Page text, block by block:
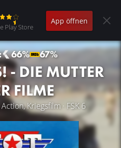
Play Store
App öffnen
66% 67%
- DIE MUTTER
FILME
Kriegsfilm · FSK 6